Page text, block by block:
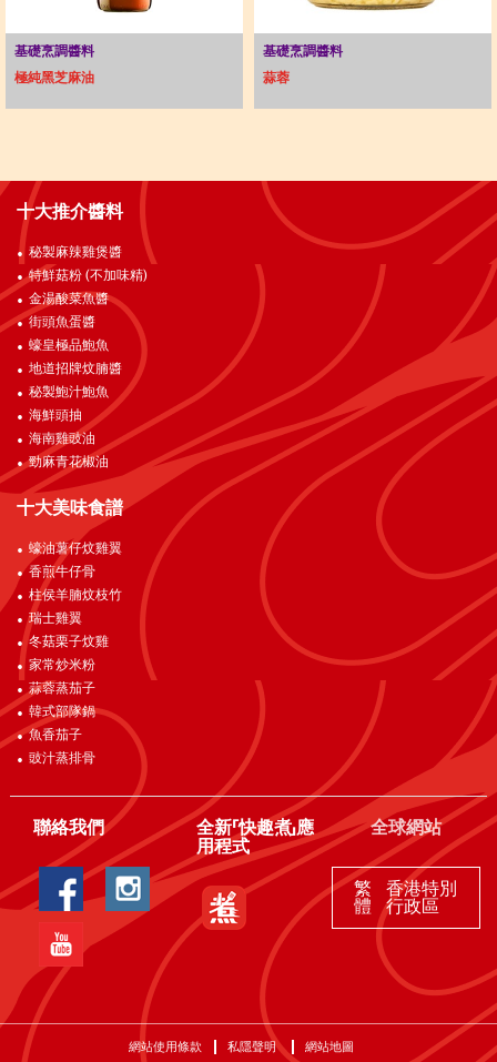
基礎烹調醬料
極純黑芝麻油
基礎烹調醬料
蒜蓉
十大推介醬料
秘製麻辣雞煲醬
特鮮菇粉 (不加味精)
金湯酸菜魚醬
街頭魚蛋醬
蠔皇極品鮑魚
地道招牌炆腩醬
秘製鮑汁鮑魚
海鮮頭抽
海南雞豉油
勁麻青花椒油
十大美味食譜
蠔油薯仔炆雞翼
香煎牛仔骨
柱侯羊腩炆枝竹
瑞士雞翼
冬菇栗子炆雞
家常炒米粉
蒜蓉蒸茄子
韓式部隊鍋
魚香茄子
豉汁蒸排骨
聯絡我們
全新「快趣煮」應
用程式
全球網站
繁
體
香港特別
行政區
網站使用條款 私隱聲明 網站地圖